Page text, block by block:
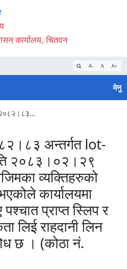
कार्यालय, चितवन
A- A A+
मेनु
अन्तर्गत lot-
२०८३।०२।२९
व्यक्तिहरुको
कार्यालयमा
पश्चात प्राप्त स्लिप र
लिई राहदानी लिन
छ । (कोठा नं.